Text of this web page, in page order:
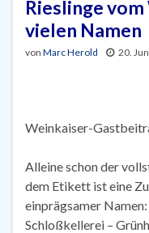
Rieslinge
vielen Namen
von Marc Herold 20.
Weinkaiser-
Alleine schon der
dem Etikett ist eine
einprägsamer Namen:
Schloßkellerei –